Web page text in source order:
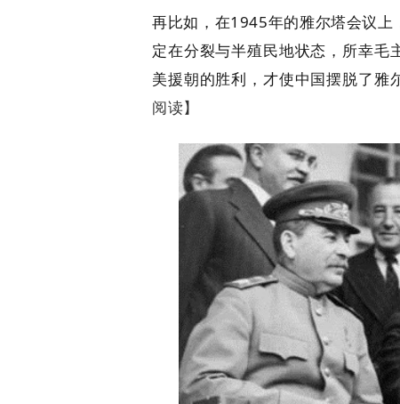
再比如，在1945年的雅尔塔会议
定在分裂与半殖民地状态，所幸毛
美援朝的胜利，才使中国摆脱了雅
阅读】